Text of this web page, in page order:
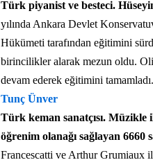
Türk piyanist ve besteci.
yılında Ankara Devlet
Hükümeti tarafından eğitimini
birincilikler alarak mezun oldu.
devam ederek eğitimini tamamladı.
Tunç Ünver
Türk keman sanatçısı. Müzikle
öğrenim olanağı sağlayan 6660
Francescatti ve Arthur Grumiaux